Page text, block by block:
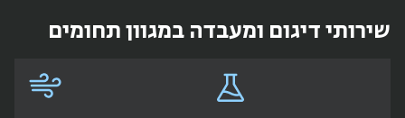
שירותי דיגום ומעבדה במגוון תחומים